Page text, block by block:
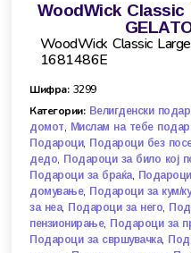
WoodWick Classic
WoodWick Classic
1681486E
Шифра: 3299
Категории: Велигденски
домот, Мислам на тебе
Подароци, Подароци без
дедо, Подароци за било кој
Подароци за браќа,
домување, Подароци за кум/
за неа, Подароци за него,
пензионирање, Подароци за
Подароци за свршувачка,